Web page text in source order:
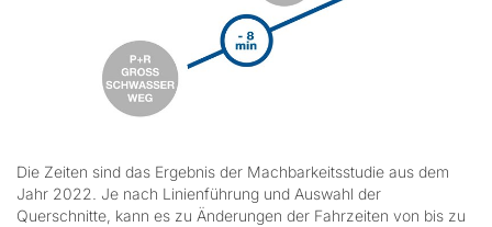
Die Zeiten sind das Ergebnis der Machbarkeitsstudie aus dem
Jahr 2022. Je nach Linienführung und Auswahl der
Querschnitte, kann es zu Änderungen der Fahrzeiten von bis zu